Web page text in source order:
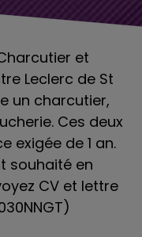
et
Leclerc de St
un charcutier,
Ces deux
exigée de 1 an.
souhaité en
CV et lettre